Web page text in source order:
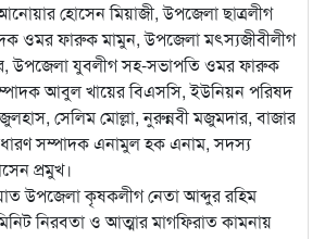
হোসেন মিয়াজী, উপজেলা ছাত্রলীগ
ওমর ফারুক মামুন, উপজেলা মৎস্যজীবীলীগ
উপজেলা যুবলীগ সহ-সভাপতি ওমর ফারুক
আবুল খায়ের বিএসসি, ইউনিয়ন পরিষদ
সেলিম মোল্লা, নুরুন্নবী মজুমদার, বাজার
সম্পাদক এনামুল হক এনাম, সদস্য
প্রমুখ।
উপজেলা কৃষকলীগ নেতা আব্দুর রহিম
নিরবতা ও আত্মার মাগফিরাত কামনায়